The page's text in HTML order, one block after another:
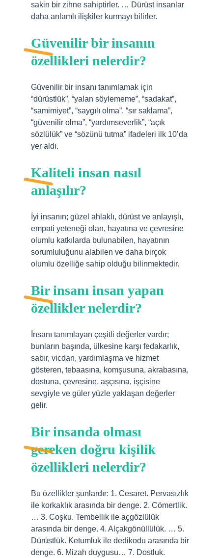
sakin bir zihne sahiptirler. … Dürüst insanlar
daha anlamlı ilişkiler kurmayı bilirler.
Güvenilir bir insanın
özellikleri nelerdir?
Güvenilir bir insanı tanımlamak için
“dürüstlük”, “yalan söylememe”, “sadakat”,
“samimiyet”, “saygılı olma”, “sır saklama”,
“güvenilir olma”, “yardımseverlik”, “açık
sözlülük” ve “sözünü tutma” ifadeleri ilk 10’da
yer aldı.
Kaliteli insan nasıl
anlaşılır?
İyi insanın; güzel ahlaklı, dürüst ve anlayışlı,
empati yeteneği olan, hayatına ve çevresine
olumlu katkılarda bulunabilen, hayatının
sorumluluğunu alabilen ve daha birçok
olumlu özelliğe sahip olduğu bilinmektedir.
Bir insanı insan yapan
özellikler nelerdir?
İnsanı tanımlayan çeşitli değerler vardır;
bunların başında, ülkesine karşı fedakarlık,
sabır, vicdan, yardımlaşma ve hizmet
gösteren, tebaasına, komşusuna, akrabasına,
dostuna, çevresine, aşçısına, işçisine
sevgiyle ve güler yüzle yaklaşan değerler
gelir.
Bir insanda olması
gereken doğru kişilik
özellikleri nelerdir?
Bu özellikler şunlardır: 1. Cesaret. Pervasızlık
ile korkaklık arasında bir denge. 2. Cömertlik.
… 3. Coşku. Tembellik ile açgözlülük
arasında bir denge. 4. Alçakgönüllülük. … 5.
Dürüstlük. Ketumluk ile dedikodu arasında bir
denge. 6. Mizah duygusu… 7. Dostluk.